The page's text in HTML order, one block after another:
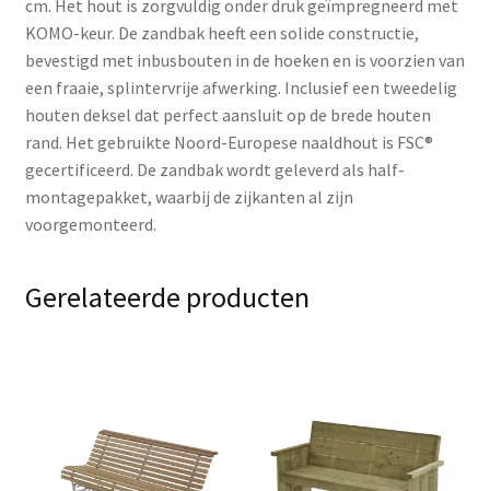
cm. Het hout is zorgvuldig onder druk geïmpregneerd met
KOMO-keur. De zandbak heeft een solide constructie,
bevestigd met inbusbouten in de hoeken en is voorzien van
een fraaie, splintervrije afwerking. Inclusief een tweedelig
houten deksel dat perfect aansluit op de brede houten
rand. Het gebruikte Noord-Europese naaldhout is FSC®
gecertificeerd. De zandbak wordt geleverd als half-
montagepakket, waarbij de zijkanten al zijn
voorgemonteerd.
Gerelateerde producten